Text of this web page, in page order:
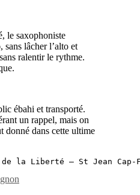
le saxophoniste
sans lâcher l’alto et
ralentir le rythme.
ébahi et transporté.
un rappel, mais on
donné dans cette ultime
de la Liberté – St Jean Cap-